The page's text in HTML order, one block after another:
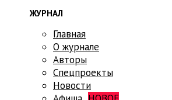
ЖУРНАЛ
Главная
О журнале
Авторы
Спецпроекты
Новости